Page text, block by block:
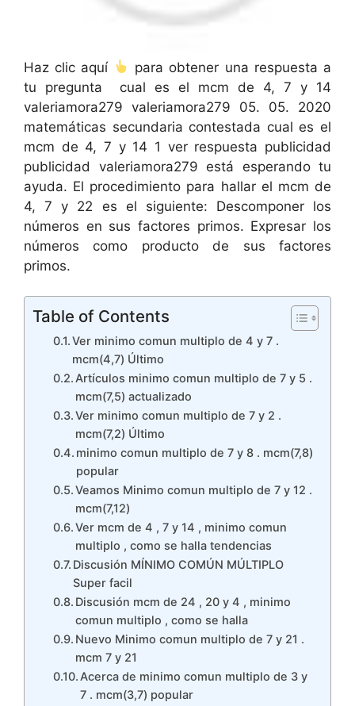
Haz clic aquí
para obtener una respuesta a
tu pregunta
cual es el mcm de 4, 7 y 14
valeriamora279 valeriamora279 05. 05. 2020
matemáticas secundaria contestada cual es el
mcm de 4, 7 y 14 1 ver respuesta publicidad
publicidad valeriamora279 está esperando tu
ayuda. El procedimiento para hallar el mcm de
4, 7 y 22 es el siguiente: Descomponer los
números en sus factores primos. Expresar los
números como producto de sus factores
primos.
Table of Contents
Ver minimo comun multiplo de 4 y 7 .
mcm(4,7) Último
Artículos minimo comun multiplo de 7 y 5 .
mcm(7,5) actualizado
Ver minimo comun multiplo de 7 y 2 .
mcm(7,2) Último
minimo comun multiplo de 7 y 8 . mcm(7,8)
popular
Veamos Minimo comun multiplo de 7 y 12 .
mcm(7,12)
Ver mcm de 4 , 7 y 14 , minimo comun
multiplo , como se halla tendencias
Discusión MÍNIMO COMÚN MÚLTIPLO
Super facil
Discusión mcm de 24 , 20 y 4 , minimo
comun multiplo , como se halla
Nuevo Minimo comun multiplo de 7 y 21 .
mcm 7 y 21
Acerca de minimo comun multiplo de 3 y
7 . mcm(3,7) popular